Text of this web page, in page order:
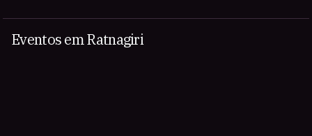
Eventos em Ratnagiri